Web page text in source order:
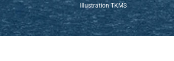
Illustration TKMS